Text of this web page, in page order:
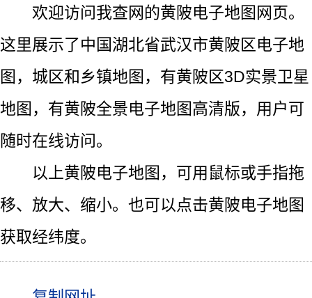
欢迎访问我查网的黄陂电子地图网页。
这里展示了中国湖北省武汉市黄陂区电子地
图，城区和乡镇地图，有黄陂区3D实景卫星
地图，有黄陂全景电子地图高清版，用户可
随时在线访问。
以上黄陂电子地图，可用鼠标或手指拖
移、放大、缩小。也可以点击黄陂电子地图
获取经纬度。